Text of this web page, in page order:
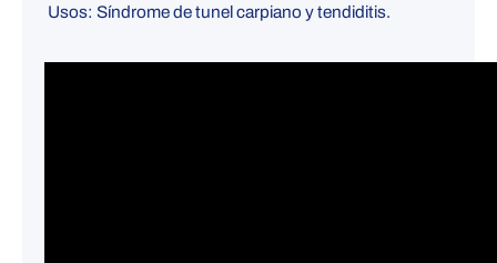
Usos: Síndrome de tunel carpiano y tendiditis.